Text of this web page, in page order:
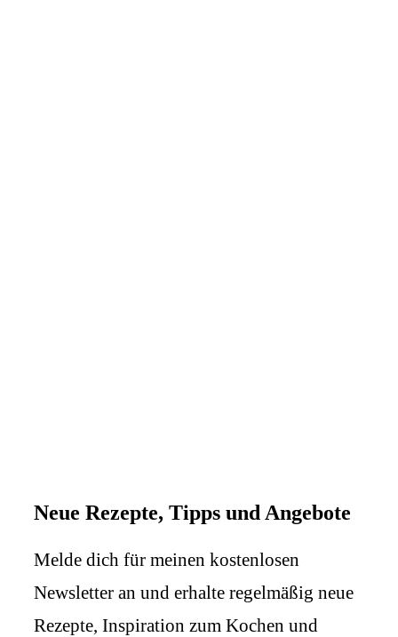
Neue Rezepte, Tipps und Angebote
Melde dich für meinen kostenlosen
Newsletter an und erhalte regelmäßig neue
Rezepte, Inspiration zum Kochen und